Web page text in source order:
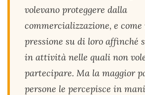
volevano proteggere dalla
commercializzazione, e come
pressione su di loro affinché
in attività nelle quali non
partecipare. Ma la maggior
persone le percepisce in